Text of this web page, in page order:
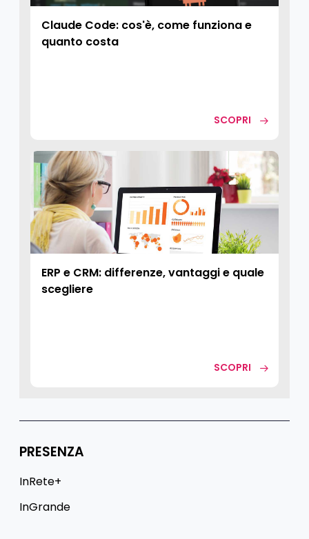
Claude Code: cos'è, come funziona e
quanto costa
SCOPRI
ERP e CRM: differenze, vantaggi e quale
scegliere
SCOPRI
PRESENZA
InRete+
InGrande